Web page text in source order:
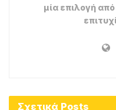
Πηγή:radiomelodia.gr